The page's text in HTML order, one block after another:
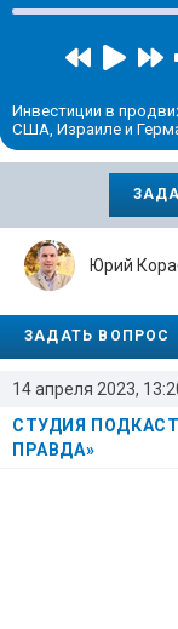
Инвестиции в
США, Израиле и
14 апреля 2023,
СТУДИЯ
ПРАВДА»
Юрий
ЗАДАТЬ ВОПРОС